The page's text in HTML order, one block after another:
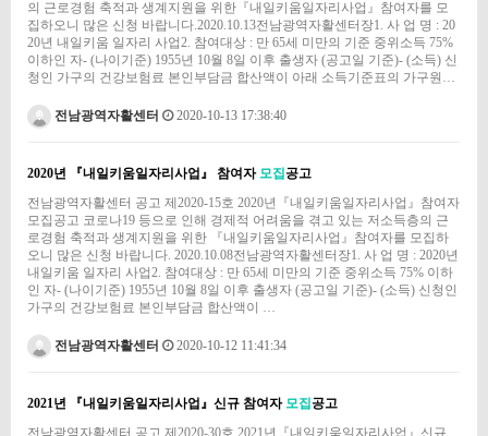
의 근로경험 축적과 생계지원을 위한『내일키움일자리사업』참여자를 모
집하오니 많은 신청 바랍니다.2020.10.13전남광역자활센터장1. 사 업 명 : 20
20년 내일키움 일자리 사업2. 참여대상 : 만 65세 미만의 기준 중위소득 75%
이하인 자- (나이기준) 1955년 10월 8일 이후 출생자 (공고일 기준)- (소득) 신
청인 가구의 건강보험료 본인부담금 합산액이 아래 소득기준표의 가구원…
전남광역자활센터 2020-10-13 17:38:40
2020년 『내일키움일자리사업』 참여자 모집공고
전남광역자활센터 공고 제2020-15호 2020년『내일키움일자리사업』참여자
모집공고​ 코로나19 등으로 인해 경제적 어려움을 겪고 있는 저소득층의 근
로경험 축적과 생계지원을 위한 『내일키움일자리사업』참여자를 모집하
오니 많은 신청 바랍니다. 2020.10.08전남광역자활센터장1. 사 업 명 : 2020년
내일키움 일자리 사업2. 참여대상 : 만 65세 미만의 기준 중위소득 75% 이하
인 자- (나이기준) 1955년 10월 8일 이후 출생자 (공고일 기준)- (소득) 신청인
가구의 건강보험료 본인부담금 합산액이 …
전남광역자활센터 2020-10-12 11:41:34
2021년 『내일키움일자리사업』신규 참여자 모집공고
전남광역자활센터 공고 제2020-30호 2021년『내일키움일자리사업』신규